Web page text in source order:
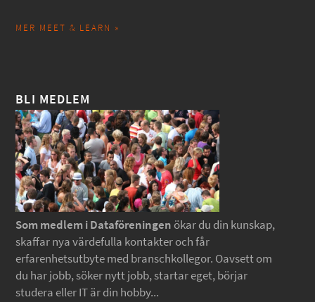
MER MEET & LEARN »
BLI MEDLEM
Som medlem i Dataföreningen ökar du din kunskap,
skaffar nya värdefulla kontakter och får
erfarenhetsutbyte med branschkollegor. Oavsett om
du har jobb, söker nytt jobb, startar eget, börjar
studera eller IT är din hobby...